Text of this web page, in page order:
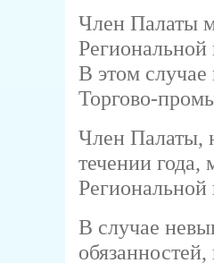
Член Палаты
Региональной
В этом случае
Торгово-
Член Палаты,
течении года,
В случае